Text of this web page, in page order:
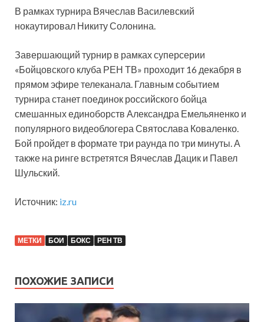
В рамках турнира Вячеслав Василевский
нокаутировал Никиту Солонина.
Завершающий турнир в рамках суперсерии
«Бойцовского клуба РЕН ТВ» проходит 16 декабря в
прямом эфире телеканала. Главным событием
турнира станет поединок российского бойца
смешанных единоборств Александра Емельяненко и
популярного видеоблогера Святослава Коваленко.
Бой пройдет в формате три раунда по три минуты. А
также на ринге встретятся Вячеслав Дацик и Павел
Шульский.
Источник: iz.ru
МЕТКИ БОИ БОКС РЕН ТВ
ПОХОЖИЕ ЗАПИСИ